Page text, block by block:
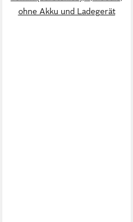
ohne Akku und Ladegerät